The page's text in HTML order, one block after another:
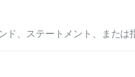
、ステートメント、または